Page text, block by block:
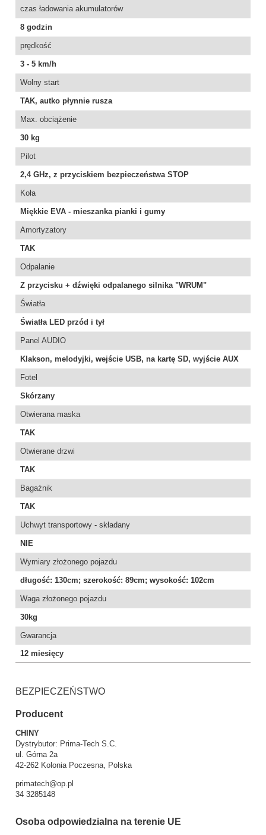
czas ładowania akumulatorów
8 godzin
prędkość
3 - 5 km/h
Wolny start
TAK, autko płynnie rusza
Max. obciążenie
30 kg
Pilot
2,4 GHz, z przyciskiem bezpieczeństwa STOP
Koła
Miękkie EVA - mieszanka pianki i gumy
Amortyzatory
TAK
Odpalanie
Z przycisku + dźwięki odpalanego silnika "WRUM"
Światła
Światła LED przód i tył
Panel AUDIO
Klakson, melodyjki, wejście USB, na kartę SD, wyjście AUX
Fotel
Skórzany
Otwierana maska
TAK
Otwierane drzwi
TAK
Bagażnik
TAK
Uchwyt transportowy - składany
NIE
Wymiary złożonego pojazdu
długość: 130cm; szerokość: 89cm; wysokość: 102cm
Waga złożonego pojazdu
30kg
Gwarancja
12 miesięcy
BEZPIECZEŃSTWO
Producent
CHINY
Dystrybutor: Prima-Tech S.C.
ul. Górna 2a
42-262 Kolonia Poczesna, Polska
primatech@op.pl
34 3285148
Osoba odpowiedzialna na terenie UE